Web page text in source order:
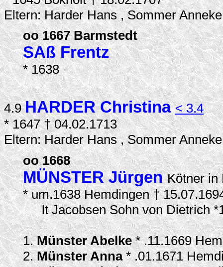
Eltern: Harder Hans , Sommer Anneke
oo 1667 Barmstedt
SAß Frentz
* 1638
4.9 HARDER Christina< 3.4
* 1647 † 04.02.1713
Eltern: Harder Hans , Sommer Anneke
oo 1668
MÜNSTER JürgenKötner in
* um.1638 Hemdingen †
lt Jacobsen Sohn von Dietrich
1.Münster Abelke* .11.1669
2.Münster Anna* .01.1671